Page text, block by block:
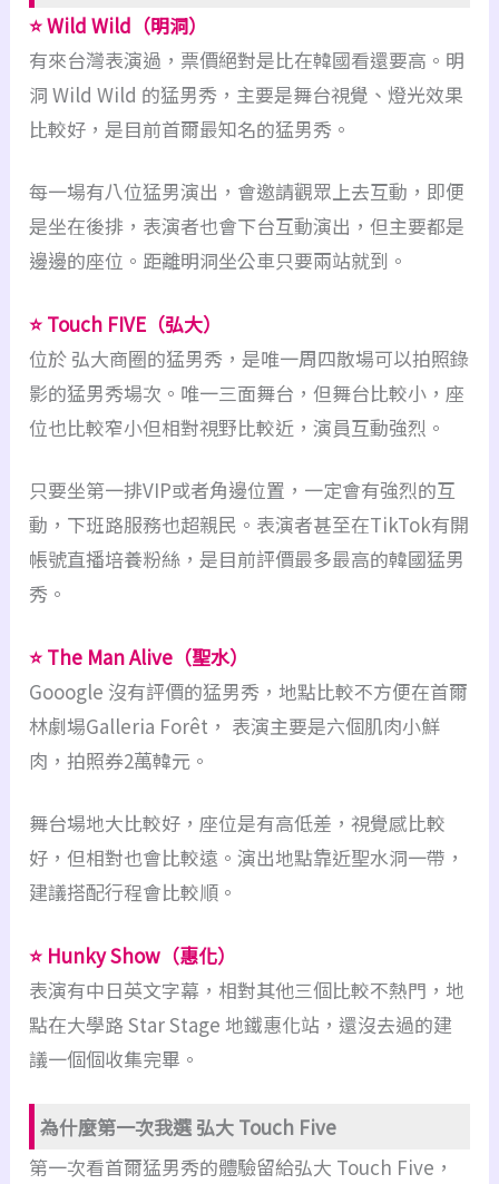
⭐ Wild Wild（明洞）
有來台灣表演過，票價絕對是比在韓國看還要高。明
洞 Wild Wild 的猛男秀，主要是舞台視覺、燈光效果
比較好，是目前首爾最知名的猛男秀。
每一場有八位猛男演出，會邀請觀眾上去互動，即便
是坐在後排，表演者也會下台互動演出，但主要都是
邊邊的座位。距離明洞坐公車只要兩站就到。
⭐ Touch FIVE（弘大）
位於 弘大商圈的猛男秀，是唯一周四散場可以拍照錄
影的猛男秀場次。唯一三面舞台，但舞台比較小，座
位也比較窄小但相對視野比較近，演員互動強烈。
只要坐第一排VIP或者角邊位置，一定會有強烈的互
動，下班路服務也超親民。表演者甚至在TikTok有開
帳號直播培養粉絲，是目前評價最多最高的韓國猛男
秀。
⭐ The Man Alive（聖水）
Gooogle 沒有評價的猛男秀，地點比較不方便在首爾
林劇場Galleria Forêt， 表演主要是六個肌肉小鮮
肉，拍照券2萬韓元。
舞台場地大比較好，座位是有高低差，視覺感比較
好，但相對也會比較遠。演出地點靠近聖水洞一帶，
建議搭配行程會比較順。
⭐ Hunky Show（惠化）
表演有中日英文字幕，相對其他三個比較不熱門，地
點在大學路 Star Stage 地鐵惠化站，還沒去過的建
議一個個收集完畢。
為什麼第一次我選 弘大 Touch Five
第一次看首爾猛男秀的體驗留給弘大 Touch Five，